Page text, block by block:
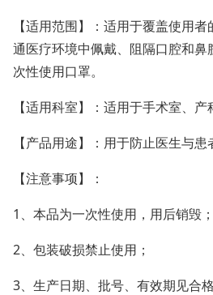
【适用范围】：适用于覆盖使用
通医疗环境中佩戴、阻隔口腔和
次性使用口罩。
【适用科室】：适用于手术室、产
【产品用途】：用于防止医生与患
【注意事项】：
1、本品为一次性使用，用后销毁；
2、包装破损禁止使用；
3、生产日期、批号、有效期见合格